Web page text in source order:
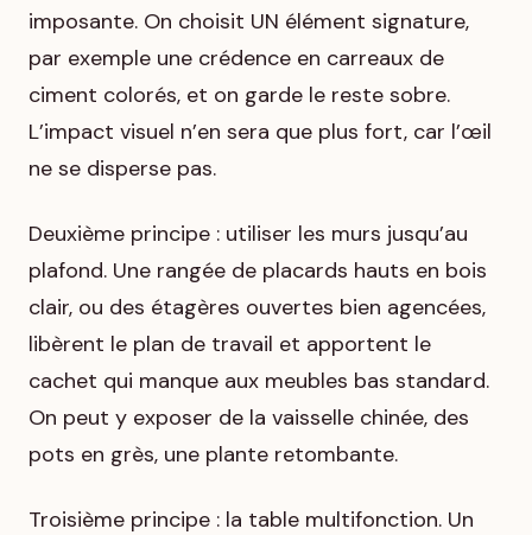
imposante. On choisit UN élément signature,
par exemple une crédence en carreaux de
ciment colorés, et on garde le reste sobre.
L’impact visuel n’en sera que plus fort, car l’œil
ne se disperse pas.
Deuxième principe : utiliser les murs jusqu’au
plafond. Une rangée de placards hauts en bois
clair, ou des étagères ouvertes bien agencées,
libèrent le plan de travail et apportent le
cachet qui manque aux meubles bas standard.
On peut y exposer de la vaisselle chinée, des
pots en grès, une plante retombante.
Troisième principe : la table multifonction. Un